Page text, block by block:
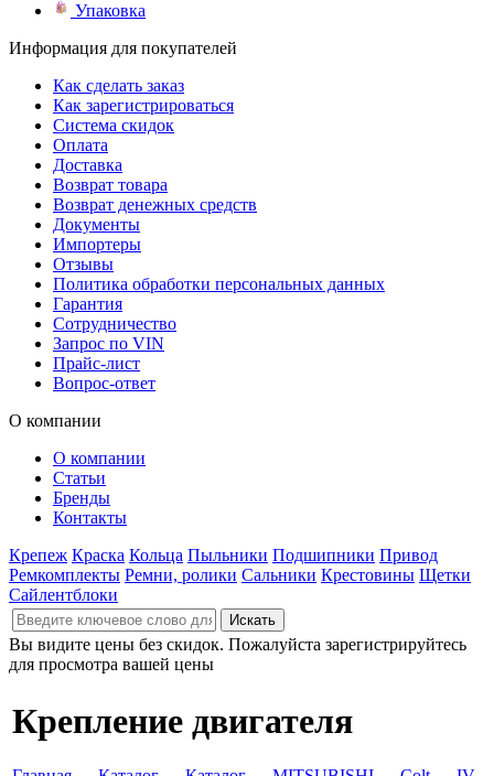
Упаковка
Информация для покупателей
Как сделать заказ
Как зарегистрироваться
Система скидок
Оплата
Доставка
Возврат товара
Возврат денежных средств
Документы
Импортеры
Отзывы
Политика обработки персональных данных
Гарантия
Сотрудничество
Запрос по VIN
Прайс-лист
Вопрос-ответ
О компании
О компании
Статьи
Бренды
Контакты
Крепеж Краска Кольца Пыльники Подшипники Привод
Ремкомплекты Ремни, ролики Сальники Крестовины Щетки
Сайлентблоки
Вы видите цены без скидок. Пожалуйста зарегистрируйтесь
для просмотра вашей цены
Крепление двигателя